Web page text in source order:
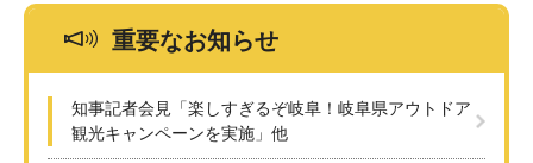
重要なお知らせ
知事記者会見「楽しすぎるぞ岐阜！岐阜県アウトドア
観光キャンペーンを実施」他